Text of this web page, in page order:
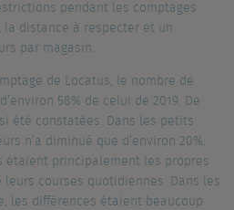
pendant les comptages
distance à respecter et un
par magasin.
de Locatus, le nombre de
58% de celui de 2019. De
été constatées. Dans les petits
n’a diminué que d’environ 20%.
étaient principalement les propres
courses quotidiennes. Dans les
les différences étaient beaucoup